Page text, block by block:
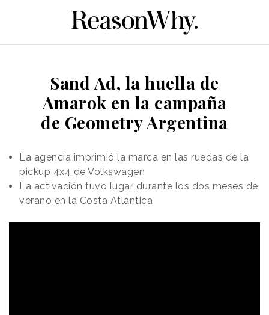
Sand Ad, la huella de
Amarok en la campaña
de Geometry Argentina
La agencia imprimió la marca en las ruedas de la
pickup 4x4 de Volkswagen
La activación tuvo lugar durante los dos meses de
verano en la Costa Atlántica